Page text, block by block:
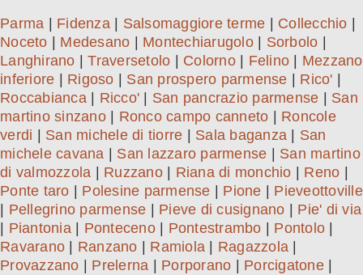
Parma Fidenza| Salsomaggiore terme Collecchio
Noceto
Medesano Montechiarugolo| Sorbolo
Langhirano |Traversetolo Colorno| Felino
Mezzano
inferiore
Rigoso San prospero parmense Rico'
Roccabianca| Ricco' San pancrazio parmense
San
martino sinzano| Ronco campo canneto
Roncole
verdi
San michele di tiorre Sala baganza
San
michele cavana
San lazzaro parmense
San martino
di valmozzola
Ruzzano| Riana di monchio Reno
Ponte taro
Polesine parmense Pione
Pieveottoville
Pellegrino parmense Pieve di cusignano
Pie' di via
Piantonia| Ponteceno| Pontestrambo Pontolo
Ravarano
Ranzano Ramiola Ragazzola
Provazzano
Prelerna Porporano Porcigatone|